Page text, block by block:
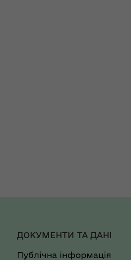
ДОКУМЕНТИ ТА ДАНІ
Публічна інформація